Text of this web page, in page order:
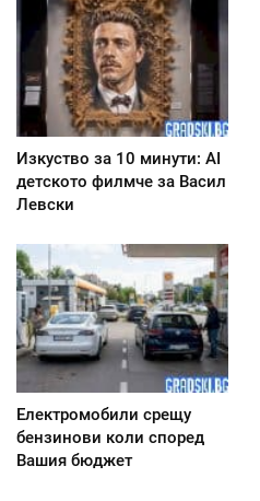
Изкуство за 10 минути: AI
детското филмче за Васил
Левски
Електромобили срещу
бензинови коли според
Вашия бюджет